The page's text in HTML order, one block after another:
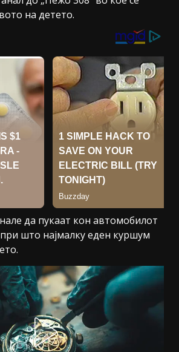
на детето.
да пукаат кон автомобилот
при што најмалку еден куршум